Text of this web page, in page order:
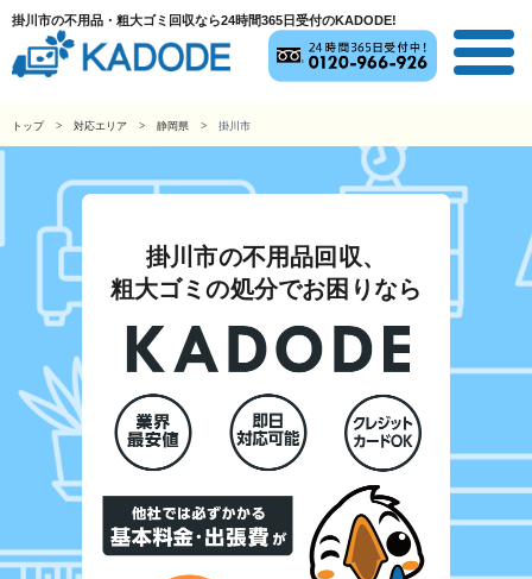
掛川市の不用品・粗大ゴミ回収なら24時間365日受付のKADODE!
トップ 対応エリア 静岡県 掛川市
掛川市の不用品回収、
粗大ゴミの処分でお困りなら